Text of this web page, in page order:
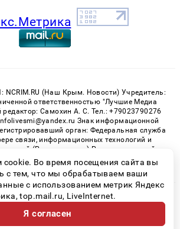
NCRIM.RU (Наш Крым. Новости) Учредитель:
ответственностью "Лучшие Медиа
Самохин А. С. Тел.: +79023790276
Знак информационной
орган: Федеральная служба
связи, информационных технологий и
(Роскомнадзор) Регистрационный
ЭЛ № ФС 77 - 81150 от 02.06.2021
| Все права защищены
категория сайта 16+
Во время посещения сайта вы
с тем, что мы обрабатываем ваши
с использованием метрик Яндекс
top.mail.ru, LiveInternet.
Я согласен